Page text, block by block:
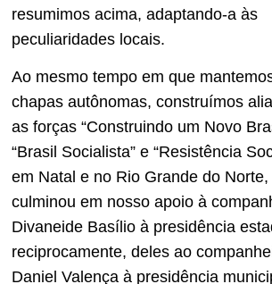
resumimos acima, adaptando-a às
peculiaridades locais.
Ao mesmo tempo em que
chapas autônomas, construímos
as forças “Construindo um Novo
“Brasil Socialista” e “Resistência
em Natal e no Rio Grande do Norte,
culminou em nosso apoio à
Divaneide Basílio à presidência
reciprocamente, deles ao
Daniel Valença à presidência